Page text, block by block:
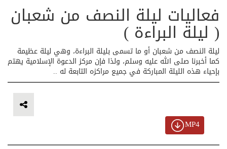
فعاليات ليلة النصف من شعبان
( ليلة البراءة )
ليلة النصف من شعبان أو ما تسمى بليلة البراءة، وهي ليلة عظيمة
كما أخبرنا صلى الله عليه وسلم، ولذا فإن مركز الدعوة الإسلامية يهتم
بإحياء هذه الليلة المباركة في جميع مراكزه التابعة له ..
MP4